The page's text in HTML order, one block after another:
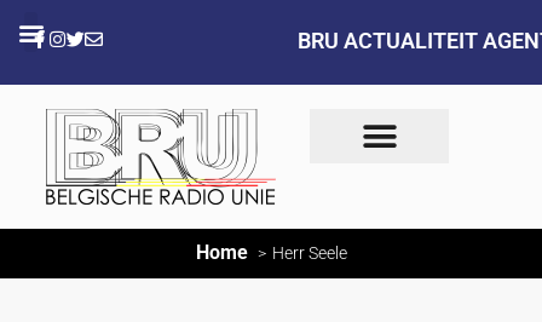
BRU ACTUALITEIT
Home Herr Seele